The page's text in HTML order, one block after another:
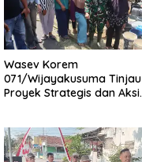
Wasev Korem
071/Wijayakusuma Tinjau
Proyek Strategis dan Aksi